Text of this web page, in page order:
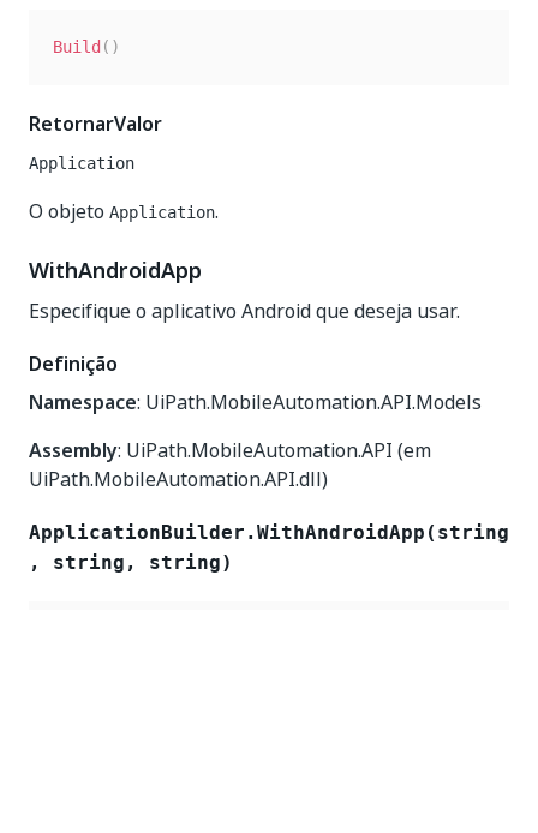
Build ( )
RetornarValor
Application
O objeto Application.
WithAndroidApp
Especifique o aplicativo Android que deseja usar.
Definição
Namespace: UiPath.MobileAutomation.API.Models
Assembly: UiPath.MobileAutomation.API (em
UiPath.MobileAutomation.API.dll)
ApplicationBuilder.WithAndroidApp(string
, string, string)